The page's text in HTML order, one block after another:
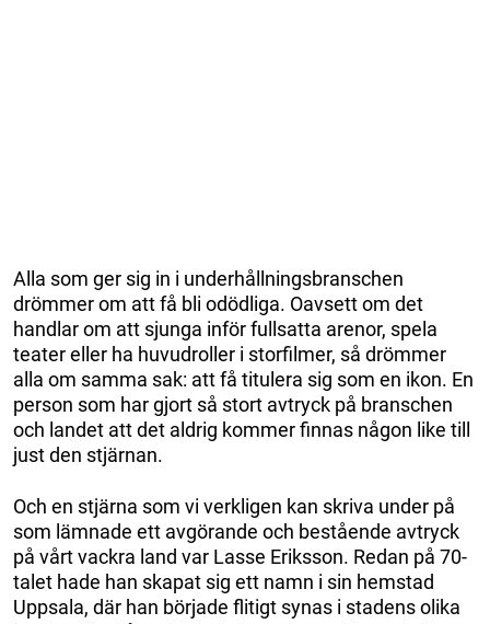
Alla som ger sig in i underhållningsbranschen
drömmer om att få bli odödliga. Oavsett om det
handlar om att sjunga inför fullsatta arenor, spela
teater eller ha huvudroller i storfilmer, så drömmer
alla om samma sak: att få titulera sig som en ikon. En
person som har gjort så stort avtryck på branschen
och landet att det aldrig kommer finnas någon like till
just den stjärnan.
Och en stjärna som vi verkligen kan skriva under på
som lämnade ett avgörande och bestående avtryck
på vårt vackra land var Lasse Eriksson. Redan på 70-
talet hade han skapat sig ett namn i sin hemstad
Uppsala, där han började flitigt synas i stadens olika